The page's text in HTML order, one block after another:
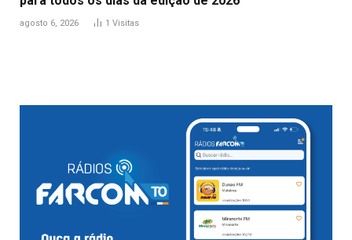
agosto 6, 2026 1 Visitas